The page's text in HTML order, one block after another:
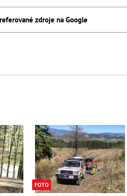
zdroje na Google
FOTO